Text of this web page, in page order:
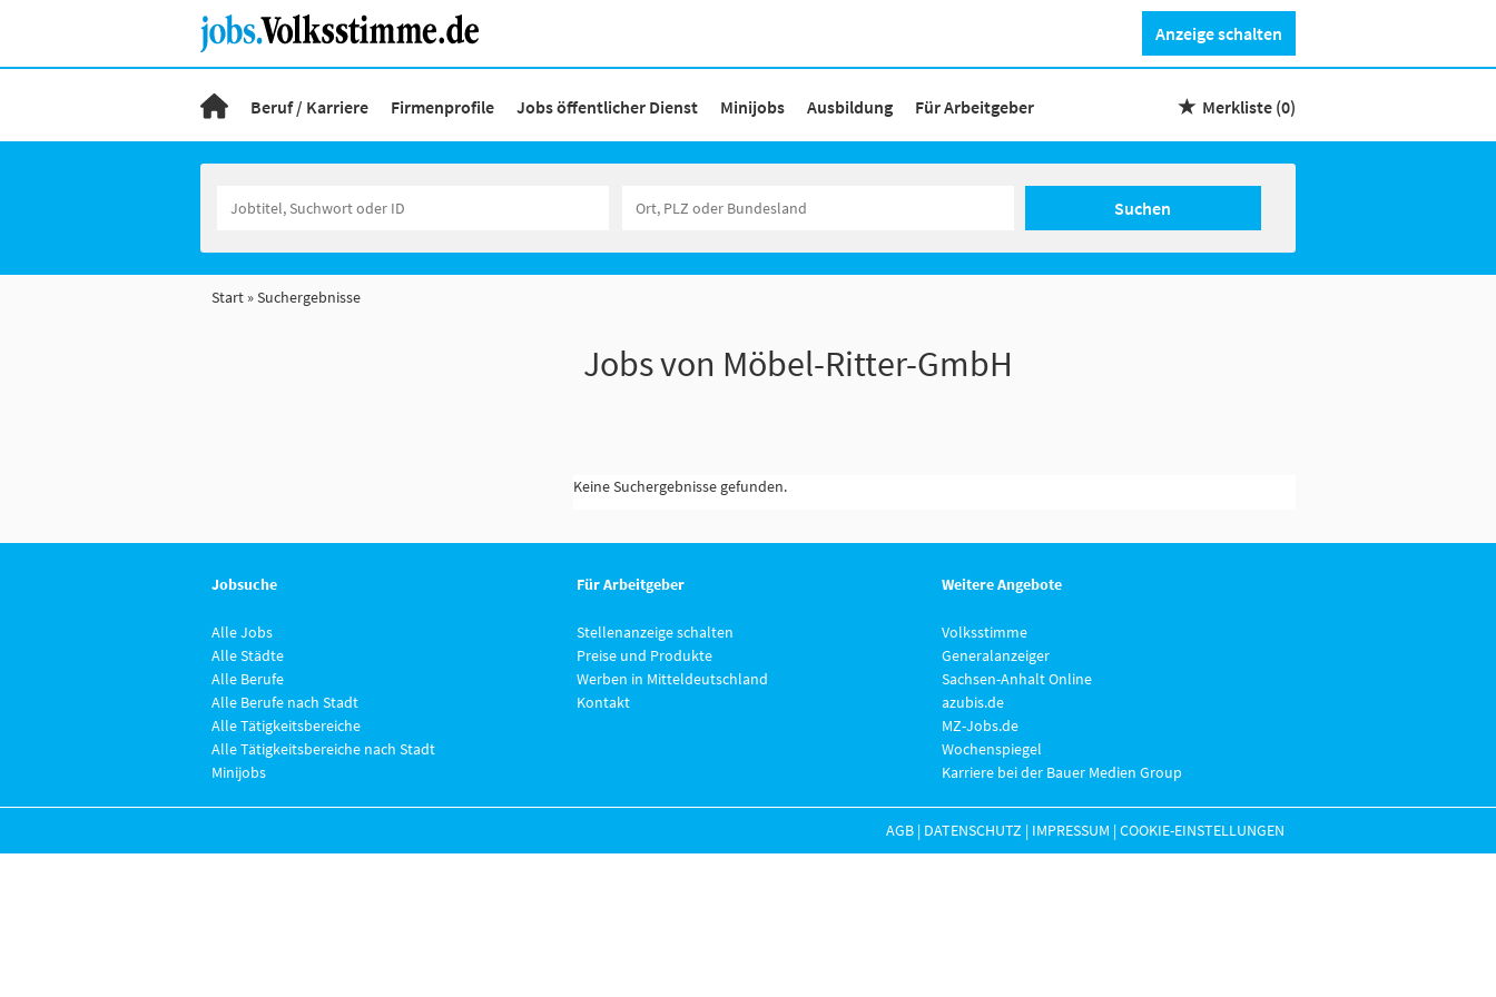
Anzeige schalten
Beruf / Karriere Firmenprofile Jobs öffentlicher Dienst Minijobs Ausbildung Für Arbeitgeber Merkliste (0)
Suchen
Start Suchergebnisse
Jobs von Möbel-Ritter-GmbH
Keine Suchergebnisse gefunden.
Jobsuche
Alle Jobs
Alle Städte
Alle Berufe
Alle Berufe nach Stadt
Alle Tätigkeitsbereiche
Alle Tätigkeitsbereiche nach Stadt
Minijobs
Für Arbeitgeber
Stellenanzeige schalten
Preise und Produkte
Werben in Mitteldeutschland
Kontakt
Weitere Angebote
Volksstimme
Generalanzeiger
Sachsen-Anhalt Online
azubis.de
MZ-Jobs.de
Wochenspiegel
Karriere bei der Bauer Medien Group
AGB | DATENSCHUTZ | IMPRESSUM |COOKIE-EINSTELLUNGEN